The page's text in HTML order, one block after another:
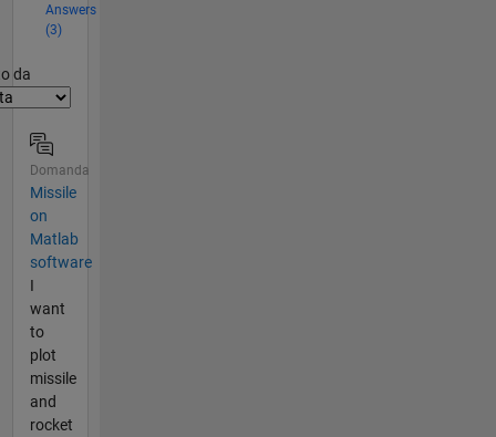
Answers
(3)
da
Domanda
Missile
on
Matlab
software
I
want
to
plot
missile
and
rocket